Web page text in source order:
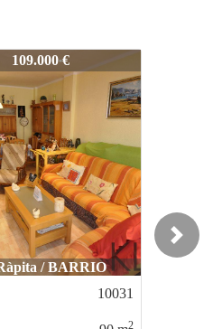
109.000 €
/ BARRIO
10031
2
Next